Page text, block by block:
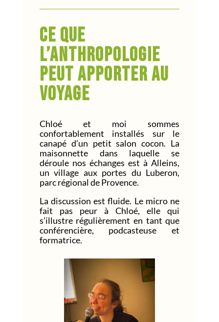
Ce que
l’anthropologie
peut apporter au
voyage
Chloé et moi sommes
confortablement installés sur le
canapé d’un petit salon cocon. La
maisonnette dans laquelle se
déroule nos échanges est à Alleins,
un village aux portes du Luberon,
parc régional de Provence.
La discussion est fluide. Le micro ne
fait pas peur à Chloé, elle qui
s’illustre régulièrement en tant que
conférencière, podcasteuse et
formatrice.